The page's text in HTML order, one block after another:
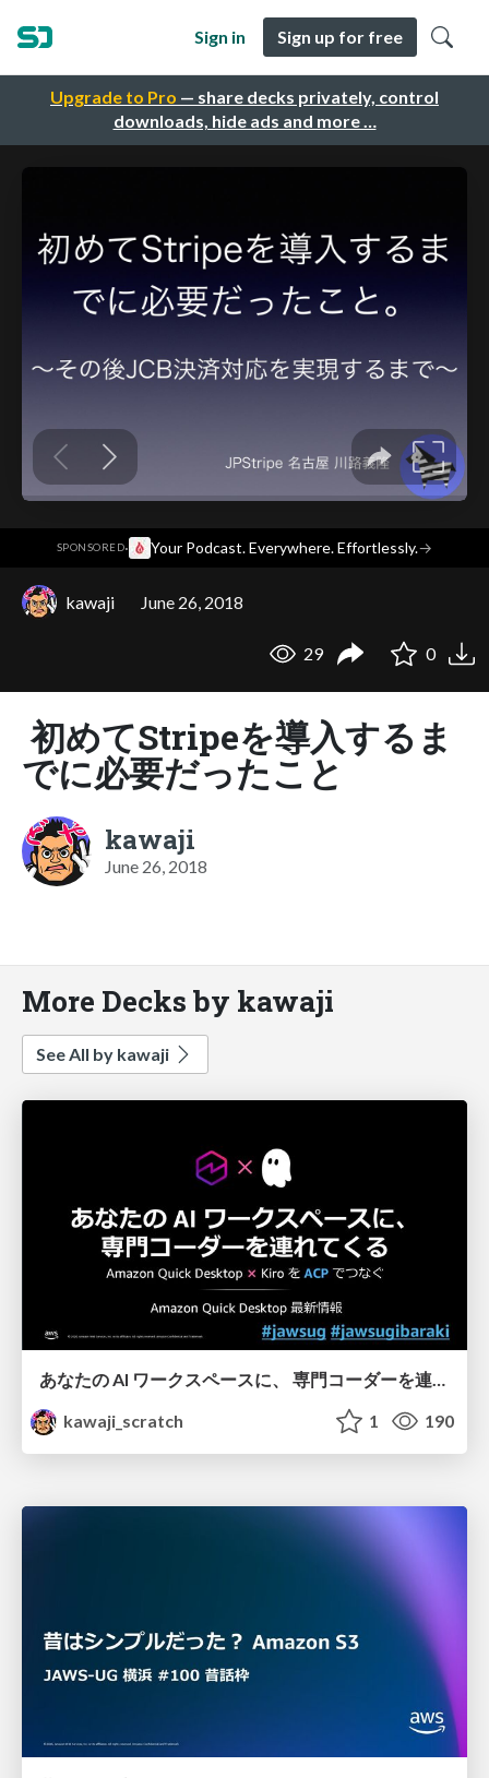
Upgrade to Pro — share decks privately, control
downloads, hide ads and more …
Sign in Sign up for free
SPONSORED· Your Podcast. Everywhere. Effortlessly.→
kawaji June 26, 2018
29 0
初めてStripeを導入するま
でに必要だったこと
kawaji
June 26, 2018
More Decks by kawaji
See All by kawaji
あなたの AI ワークスペースに、 専門コーダーを連れてくる - Amazon Quick Desktop 最新情報
kawaji_scratch
1 190